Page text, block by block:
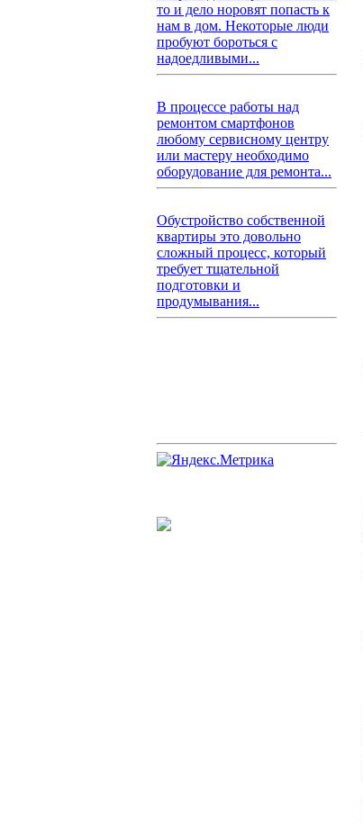
то и дело норовят попасть к
нам в дом. Некоторые люди
пробуют бороться с
надоедливыми...
В процессе работы над
ремонтом смартфонов
любому сервисному центру
или мастеру необходимо
оборудование для ремонта...
Обустройство собственной
квартиры это довольно
сложный процесс, который
требует тщательной
подготовки и
продумывания...